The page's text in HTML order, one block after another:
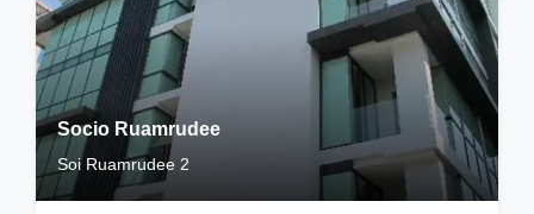
Socio Ruamrudee
Soi Ruamrudee 2